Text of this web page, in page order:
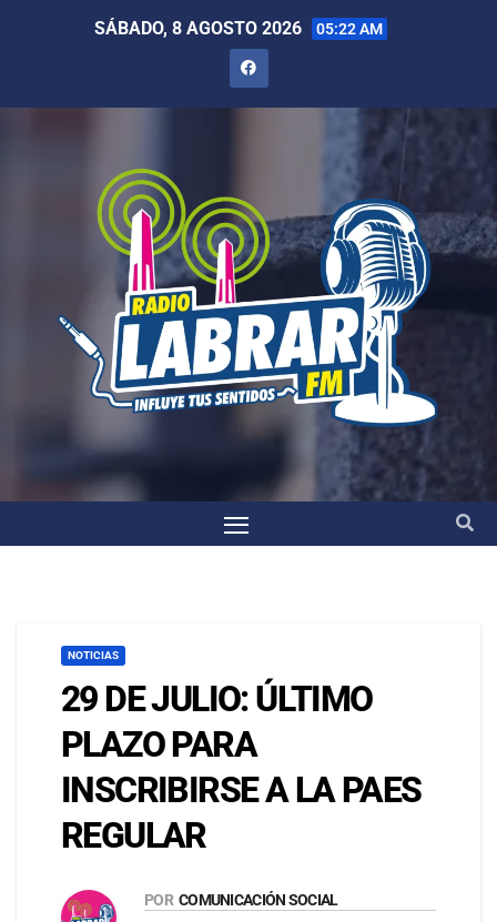
SÁBADO, 8 AGOSTO 2026 05:22 AM
NOTICIAS
29 DE JULIO: ÚLTIMO
PLAZO PARA
INSCRIBIRSE A LA PAES
REGULAR
POR COMUNICACIÓN SOCIAL